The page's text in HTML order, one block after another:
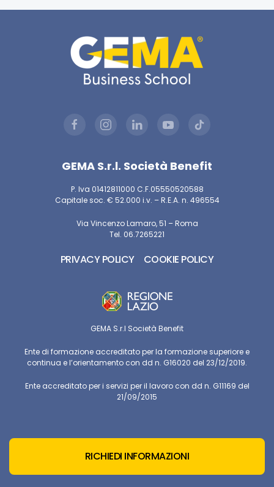
RICHIEDI INFORMAZIONI
GEMA S.r.l. Società Benefit
P. Iva 01412811000 C.F.05550520588
Capitale soc. € 52.000 i.v. – R.E.A. n. 496554
Via Vincenzo Lamaro, 51 – Roma
Tel. 06.7265221
PRIVACY POLICY COOKIE POLICY
GEMA S.r.l Società Benefit
Ente di formazione accreditato per la formazione superiore e
continua e l’orientamento con dd n. G16020 del 23/12/2019.
Ente accreditato per i servizi per il lavoro con dd n. G11169 del
21/09/2015
© CopyrightGEMA Srl Società Benefit